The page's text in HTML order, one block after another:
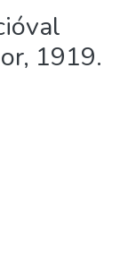
1919.